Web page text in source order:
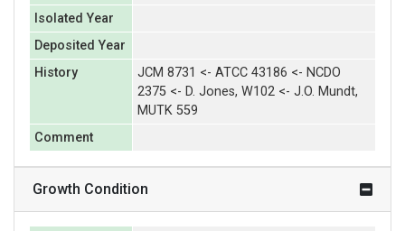
Isolated Year
Deposited Year
History
JCM 8731 <- ATCC 43186 <- NCDO
2375 <- D. Jones, W102 <- J.O. Mundt,
MUTK 559
Comment
Growth Condition